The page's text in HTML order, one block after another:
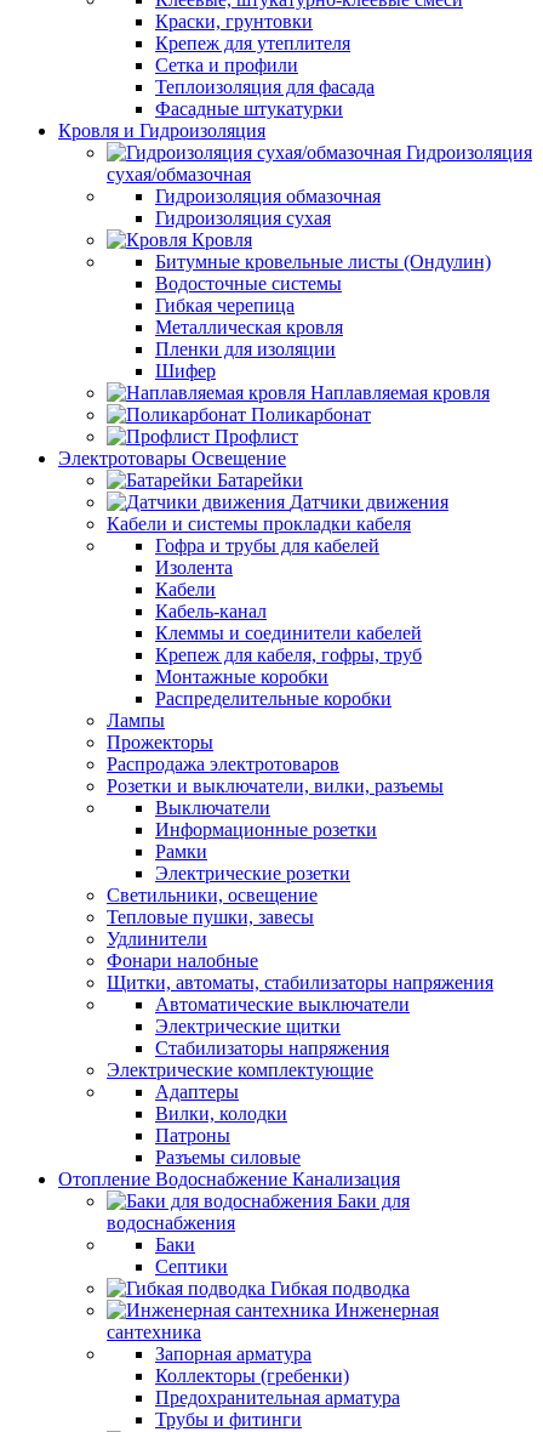
Краски, грунтовки
Крепеж для утеплителя
Сетка и профили
Теплоизоляция для фасада
Фасадные штукатурки
Кровля и Гидроизоляция
Гидроизоляция
сухая/обмазочная
Гидроизоляция обмазочная
Гидроизоляция сухая
Кровля
Битумные кровельные листы (Ондулин)
Водосточные системы
Гибкая черепица
Металлическая кровля
Пленки для изоляции
Шифер
Наплавляемая кровля
Поликарбонат
Профлист
Электротовары Освещение
Батарейки
Датчики движения
Кабели и системы прокладки кабеля
Гофра и трубы для кабелей
Изолента
Кабели
Кабель-канал
Клеммы и соединители кабелей
Крепеж для кабеля, гофры, труб
Монтажные коробки
Распределительные коробки
Лампы
Прожекторы
Распродажа электротоваров
Розетки и выключатели, вилки, разъемы
Выключатели
Информационные розетки
Рамки
Электрические розетки
Светильники, освещение
Тепловые пушки, завесы
Удлинители
Фонари налобные
Щитки, автоматы, стабилизаторы напряжения
Автоматические выключатели
Электрические щитки
Стабилизаторы напряжения
Электрические комплектующие
Адаптеры
Вилки, колодки
Патроны
Разъемы силовые
Отопление Водоснабжение Канализация
Баки для
водоснабжения
Баки
Септики
Гибкая подводка
Инженерная
сантехника
Запорная арматура
Коллекторы (гребенки)
Предохранительная арматура
Трубы и фитинги